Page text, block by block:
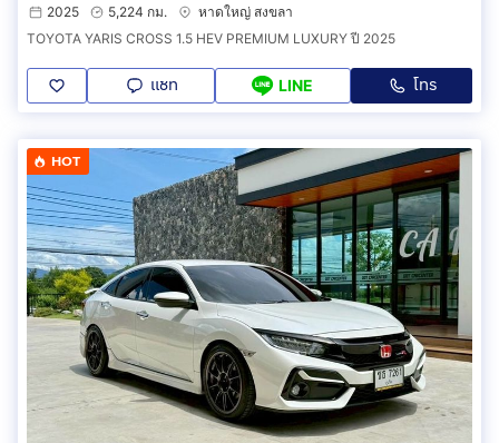
2025
5,224 กม.
หาดใหญ่ สงขลา
TOYOTA YARIS CROSS 1.5 HEV PREMIUM LUXURY ปี 2025
แชท LINE โทร
HOT